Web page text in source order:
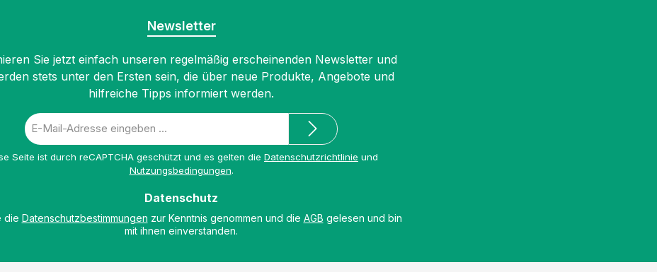
Newsletter
Sie jetzt einfach unseren regelmäßig erscheinenden Newsletter und
stets unter den Ersten sein, die über neue Produkte, Angebote und
hilfreiche Tipps informiert werden.
E-
Mail-
Seite ist durch reCAPTCHA geschützt und es gelten die Datenschutzrichtlinie und
Nutzungsbedingungen.
Datenschutz
die Datenschutzbestimmungen zur Kenntnis genommen und die AGB gelesen und bin
mit ihnen einverstanden.